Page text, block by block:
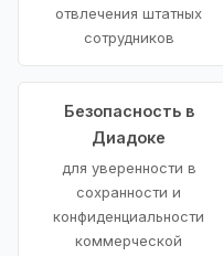
отвлечения штатных
сотрудников
Безопасность в
Диадоке
для уверенности в
сохранности и
конфиденциальности
коммерческой